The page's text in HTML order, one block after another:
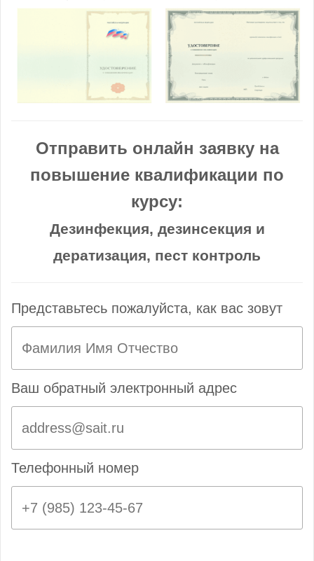
Отправить онлайн заявку на
повышение квалификации по
курсу:
Дезинфекция, дезинсекция и
дератизация, пест контроль
Представьтесь пожалуйста, как вас зовут
Ваш обратный электронный адрес
Телефонный номер